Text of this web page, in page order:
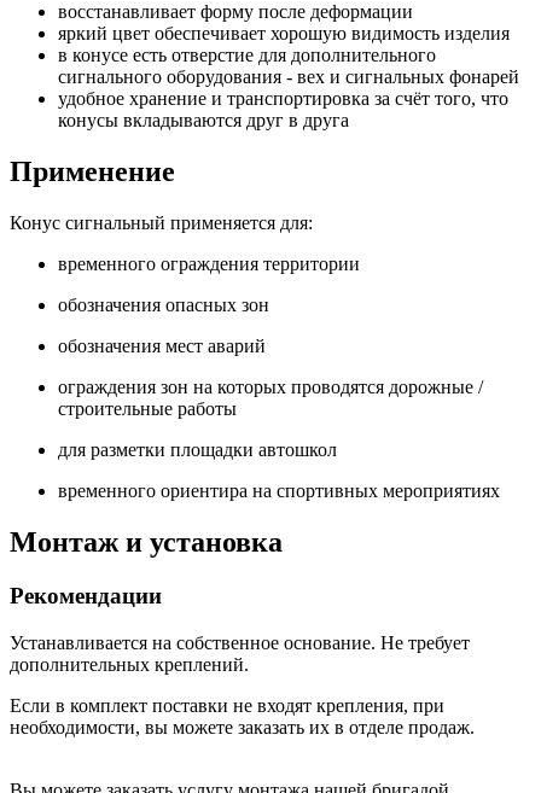
восстанавливает форму после деформации
яркий цвет обеспечивает хорошую видимость изделия
в конусе есть отверстие для дополнительного
сигнального оборудования - вех и сигнальных фонарей
удобное хранение и транспортировка за счёт того, что
конусы вкладываются друг в друга
Применение
Конус сигнальный применяется для:
временного ограждения территории
обозначения опасных зон
обозначения мест аварий
ограждения зон на которых проводятся дорожные /
строительные работы
для разметки площадки автошкол
временного ориентира на спортивных мероприятиях
Монтаж и установка
Рекомендации
Устанавливается на собственное основание. Не требует
дополнительных креплений.
Если в комплект поставки не входят крепления, при
необходимости, вы можете заказать их в отделе продаж.